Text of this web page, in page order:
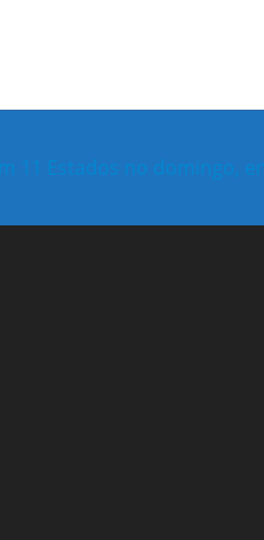
11 Estados no domingo,